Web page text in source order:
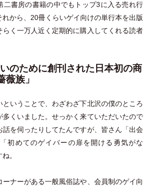
二書房の書籍の中でもトップ3に入る売れ行
れから、20冊くらいゲイ向けの単行本を出版
らく一万人近く定期的に購入してくれる読者
のために創刊された日本初の商
薇族」
いうことで、わざわざ下北沢の僕のところ
多くいました。せっかく来ていただいたので
話を伺ったりしてたんですが、皆さん 「出会
「初めてのゲイバーの扉を開ける勇気がな
。
ナーがある一般風俗誌や、会員制のゲイ向